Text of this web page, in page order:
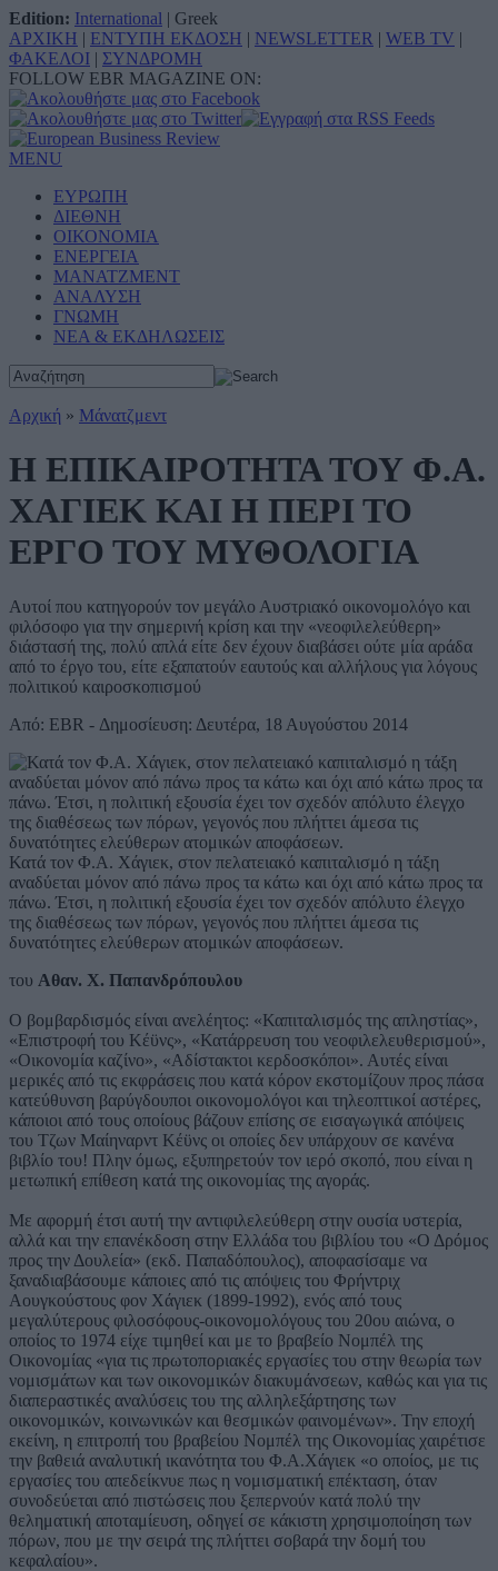
Edition: International | Greek
ΑΡΧΙΚΗ | ΕΝΤΥΠΗ ΕΚΔΟΣΗ | NEWSLETTER | WEB TV |
ΦΑΚΕΛΟΙ | ΣΥΝΔΡΟΜΗ
FOLLOW EBR MAGAZINE ON:
MENU
ΕΥΡΩΠΗ
ΔΙΕΘΝΗ
ΟΙΚΟΝΟΜΙΑ
ΕΝΕΡΓΕΙΑ
ΜΑΝΑΤΖΜΕΝΤ
ΑΝΑΛΥΣΗ
ΓΝΩΜΗ
ΝΕΑ & ΕΚΔΗΛΩΣΕΙΣ
Αρχική » Μάνατζμεντ
Η ΕΠΙΚΑΙΡΟΤΗΤΑ ΤΟΥ Φ.Α.
ΧΑΓΙΕΚ ΚΑΙ Η ΠΕΡΙ ΤΟ
ΕΡΓΟ ΤΟΥ ΜΥΘΟΛΟΓΙΑ
Αυτοί που κατηγορούν τον μεγάλο Αυστριακό οικονομολόγο και
φιλόσοφο για την σημερινή κρίση και την «νεοφιλελεύθερη»
διάστασή της, πολύ απλά είτε δεν έχουν διαβάσει ούτε μία αράδα
από το έργο του, είτε εξαπατούν εαυτούς και αλλήλους για λόγους
πολιτικού καιροσκοπισμού
Από: EBR - Δημοσίευση: Δευτέρα, 18 Αυγούστου 2014
Κατά τον Φ.Α. Χάγιεκ, στον πελατειακό καπιταλισμό η τάξη
αναδύεται μόνον από πάνω προς τα κάτω και όχι από κάτω προς τα
πάνω. Έτσι, η πολιτική εξουσία έχει τον σχεδόν απόλυτο έλεγχο
της διαθέσεως των πόρων, γεγονός που πλήττει άμεσα τις
δυνατότητες ελεύθερων ατομικών αποφάσεων.
του Αθαν. Χ. Παπανδρόπουλου
Ο βομβαρδισμός είναι ανελέητος: «Καπιταλισμός της απληστίας»,
«Επιστροφή του Κέϋνς», «Κατάρρευση του νεοφιλελευθερισμού»,
«Οικονομία καζίνο», «Αδίστακτοι κερδοσκόποι». Αυτές είναι
μερικές από τις εκφράσεις που κατά κόρον εκστομίζουν προς πάσα
κατεύθυνση βαρύγδουποι οικονομολόγοι και τηλεοπτικοί αστέρες,
κάποιοι από τους οποίους βάζουν επίσης σε εισαγωγικά απόψεις
του Τζων Μαίηναρντ Κέϋνς οι οποίες δεν υπάρχουν σε κανένα
βιβλίο του! Πλην όμως, εξυπηρετούν τον ιερό σκοπό, που είναι η
μετωπική επίθεση κατά της οικονομίας της αγοράς.
Με αφορμή έτσι αυτή την αντιφιλελεύθερη στην ουσία υστερία,
αλλά και την επανέκδοση στην Ελλάδα του βιβλίου του «Ο Δρόμος
προς την Δουλεία» (εκδ. Παπαδόπουλος), αποφασίσαμε να
ξαναδιαβάσουμε κάποιες από τις απόψεις του Φρήντριχ
Αουγκούστους φον Χάγιεκ (1899-1992), ενός από τους
μεγαλύτερους φιλοσόφους-οικονομολόγους του 20ου αιώνα, ο
οποίος το 1974 είχε τιμηθεί και με το βραβείο Νομπέλ της
Οικονομίας «για τις πρωτοποριακές εργασίες του στην θεωρία των
νομισμάτων και των οικονομικών διακυμάνσεων, καθώς και για τις
διαπεραστικές αναλύσεις του της αλληλεξάρτησης των
οικονομικών, κοινωνικών και θεσμικών φαινομένων». Την εποχή
εκείνη, η επιτροπή του βραβείου Νομπέλ της Οικονομίας χαιρέτισε
την βαθειά αναλυτική ικανότητα του Φ.Α.Χάγιεκ «ο οποίος, με τις
εργασίες του απεδείκνυε πως η νομισματική επέκταση, όταν
συνοδεύεται από πιστώσεις που ξεπερνούν κατά πολύ την
θεληματική αποταμίευση, οδηγεί σε κάκιστη χρησιμοποίηση των
πόρων, που με την σειρά της πλήττει σοβαρά την δομή του
κεφαλαίου».